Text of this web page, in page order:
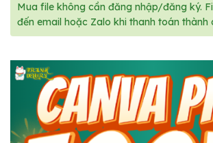
Mua file không cần đăng nhập/đăng ký.
đến email hoặc Zalo khi thanh toán thành